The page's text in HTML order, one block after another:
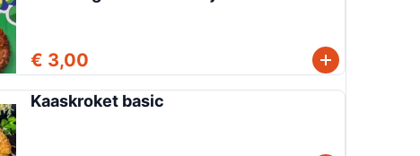
€ 3,00
Kaaskroket basic